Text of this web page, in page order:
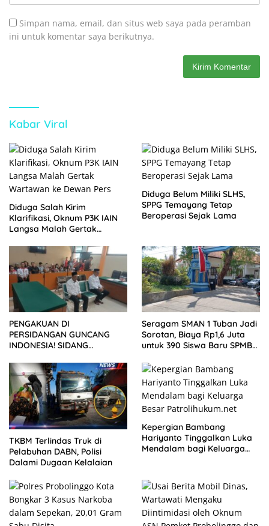
Simpan nama, email, dan situs web saya pada peramban
ini untuk komentar saya berikutnya.
Kabar Viral
Diduga Salah Kirim
Klarifikasi, Oknum P3K IAIN
Langsa Malah Gertak
Diduga Belum Miliki SLHS,
SPPG Temayang Tetap
Beroperasi Sejak Lama
PENGAKUAN DI
PERSIDANGAN GUNCANG
INDONESIA! SIDANG
KELUARGA KORBAN
MENGAMUK DI PN MALANG
Seragam SMAN 1 Tuban Jadi
Sorotan, Biaya Rp1,6 Juta
untuk 390 Siswa Baru SPMB
TKBM Terlindas Truk di
Pelabuhan DABN, Polisi
Dalami Dugaan Kelalaian
Kepergian Bambang
Hariyanto Tinggalkan Luka
Mendalam bagi Keluarga